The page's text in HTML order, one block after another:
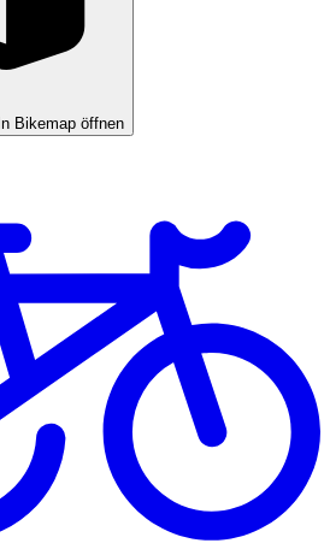
In Bikemap öffnen